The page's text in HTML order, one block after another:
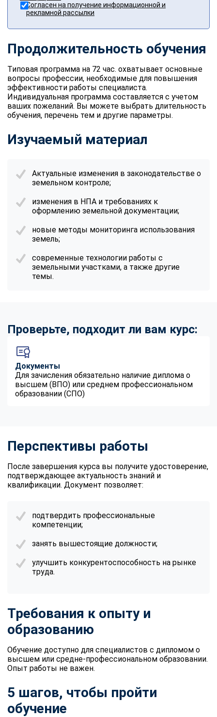
Согласен на получение информационной и
рекламной рассылки
Продолжительность обучения
Типовая программа на 72 час. охватывает основные
вопросы профессии, необходимые для повышения
эффективности работы специалиста.
Индивидуальная программа составляется с учетом
ваших пожеланий. Вы можете выбрать длительность
обучения, перечень тем и другие параметры.
Изучаемый материал
Актуальные изменения в законодательстве о
земельном контроле;
изменения в НПА и требованиях к
оформлению земельной документации;
новые методы мониторинга использования
земель;
современные технологии работы с
земельными участками, а также другие
темы.
Проверьте, подходит ли вам курс:
Документы
Для зачисления обязательно наличие диплома о
высшем (ВПО) или среднем профессиональном
образовании (СПО)
Перспективы работы
После завершения курса вы получите удостоверение,
подтверждающее актуальность знаний и
квалификации. Документ позволяет:
подтвердить профессиональные
компетенции;
занять вышестоящие должности;
улучшить конкурентоспособность на рынке
труда.
Требования к опыту и
образованию
Обучение доступно для специалистов с дипломом о
высшем или средне-профессиональном образовании.
Опыт работы не важен.
5 шагов, чтобы пройти
обучение